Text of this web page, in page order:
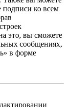
подписи ко всем
это, вы сможете
сообщениях,
в форме